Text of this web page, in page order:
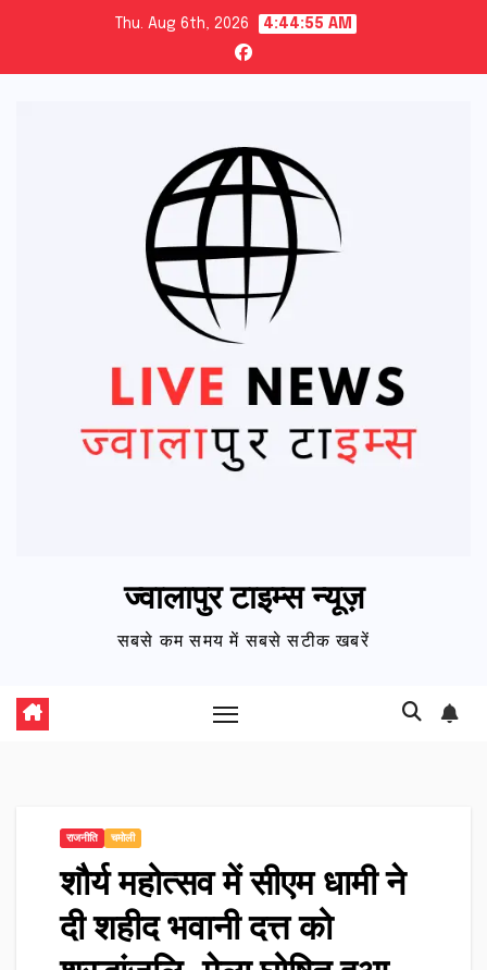
content
Thu. Aug 6th, 2026 4:44:56 AM
ज्वालापुर टाइम्स न्यूज़
सबसे कम समय में सबसे सटीक खबरें
राजनीति चमोली
शौर्य महोत्सव में सीएम धामी ने
दी शहीद भवानी दत्त को